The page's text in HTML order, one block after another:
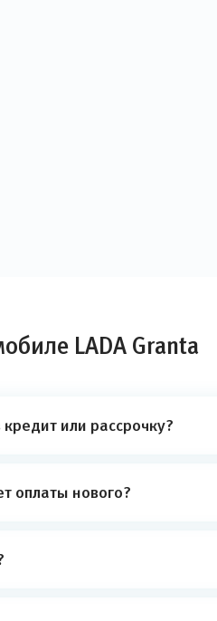
LADA Granta
или рассрочку?
оплаты нового?